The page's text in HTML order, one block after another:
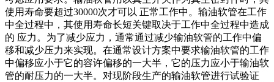
使用寿命要超过30000次才可以 正常工作中。输油软管在工作
中全过程中，其使用寿命长短关键取决于工作中全过程中造成
的 应力。为了减少应力，通常通过减少输油软管的工作中偏
移和减少压力来实现。在通常设计方案中要求输油软管的工作
中偏移应小于它的容许偏移的一大半，它的压力应小于输油软
管的耐压力的一大半。对现阶段生产的输油软管进行试验证